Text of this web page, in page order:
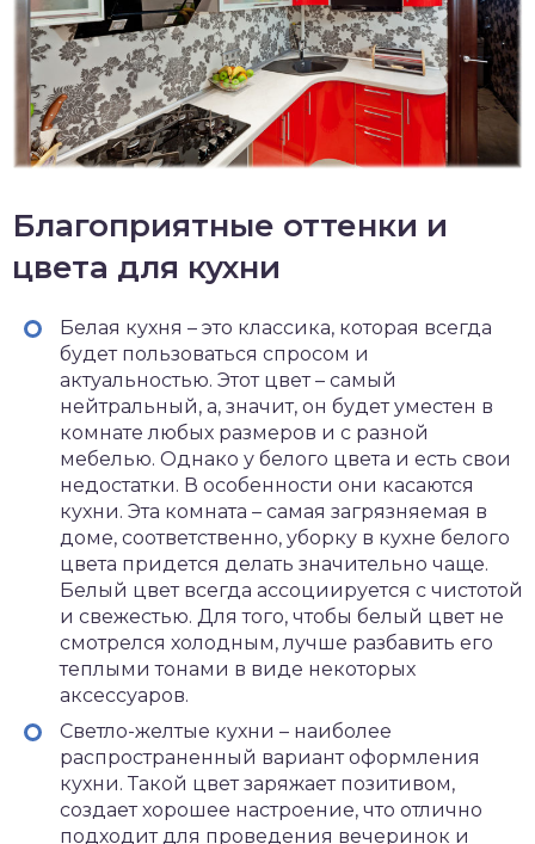
Благоприятные оттенки и
цвета для кухни
Белая кухня – это классика, которая всегда
будет пользоваться спросом и
актуальностью. Этот цвет – самый
нейтральный, а, значит, он будет уместен в
комнате любых размеров и с разной
мебелью. Однако у белого цвета и есть свои
недостатки. В особенности они касаются
кухни. Эта комната – самая загрязняемая в
доме, соответственно, уборку в кухне белого
цвета придется делать значительно чаще.
Белый цвет всегда ассоциируется с чистотой
и свежестью. Для того, чтобы белый цвет не
смотрелся холодным, лучше разбавить его
теплыми тонами в виде некоторых
аксессуаров.
Светло-желтые кухни – наиболее
распространенный вариант оформления
кухни. Такой цвет заряжает позитивом,
создает хорошее настроение, что отлично
подходит для проведения вечеринок и